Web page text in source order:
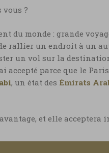
vous ?
du monde : grande
rallier un endroit à un
un vol sur la
accepté parce que le
, un état des Émirats
et elle acceptera